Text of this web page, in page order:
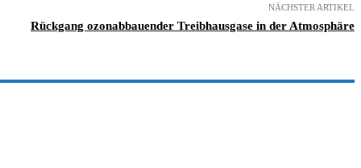
NÄCHSTER ARTIKEL
Rückgang ozonabbauender Treibhausgase in der Atmosphäre